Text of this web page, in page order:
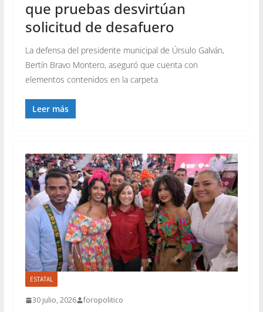
que pruebas desvirtúan
solicitud de desafuero
La defensa del presidente municipal de Úrsulo Galván,
Bertín Bravo Montero, aseguró que cuenta con
elementos contenidos en la carpeta
Leer más
ESTATAL
30 julio, 2026 foropolitico